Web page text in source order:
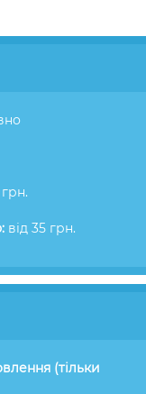
від 35 грн.
(тільки